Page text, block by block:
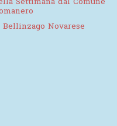
Settimana dal Comune
Bellinzago Novarese